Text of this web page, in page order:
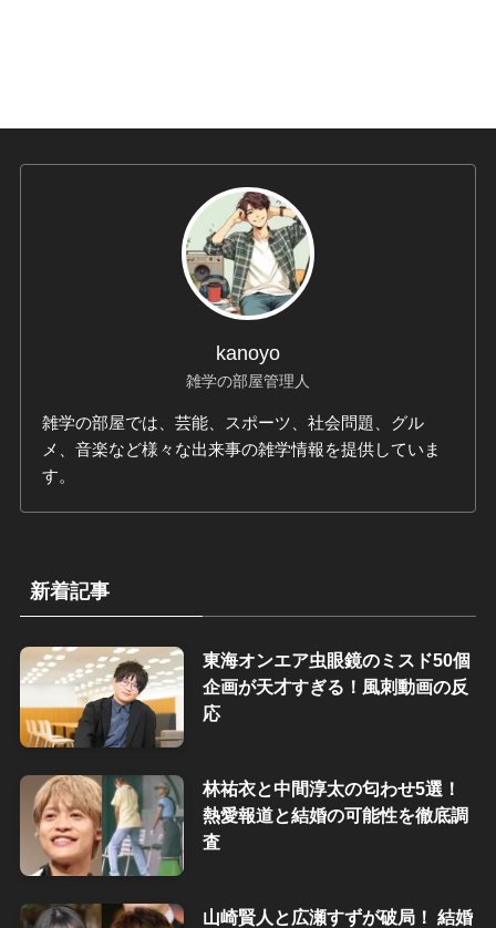
kanoyo
雑学の部屋管理人
雑学の部屋では、芸能、スポーツ、社会問題、グル
メ、音楽など様々な出来事の雑学情報を提供していま
す。
新着記事
東海オンエア虫眼鏡のミスド50個
企画が天才すぎる！風刺動画の反
応
林祐衣と中間淳太の匂わせ5選！
熱愛報道と結婚の可能性を徹底調
査
山崎賢人と広瀬すずが破局！ 結婚